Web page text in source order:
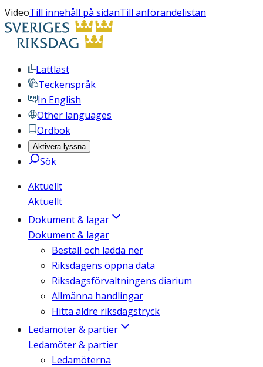
VideoTill innehåll på sidanTill anförandelistan
Lättläst
Teckenspråk
In English
Other languages
Ordbok
Aktivera lyssna
Sök
Aktuellt
Aktuellt
Dokument & lagar
Dokument & lagar
Beställ och ladda ner
Riksdagens öppna data
Riksdagsförvaltningens diarium
Allmänna handlingar
Hitta äldre riksdagstryck
Ledamöter & partier
Ledamöter & partier
Ledamöterna